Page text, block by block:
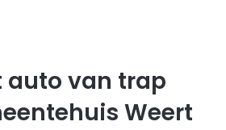
auto van trap
Weert